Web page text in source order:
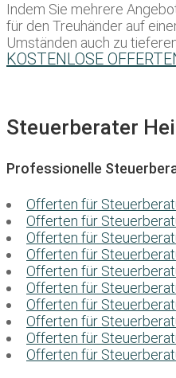
Indem Sie mehrere
für den Treuhänder auf
Umständen auch zu
KOSTENLOSE
Steuerberater
Professionelle
Offerten für
Offerten für
Offerten für
Offerten für
Offerten für
Offerten für
Offerten für
Offerten für
Offerten für
Offerten für